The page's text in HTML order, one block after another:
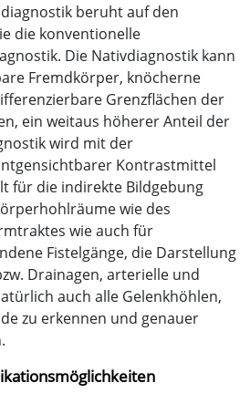
beruht auf den
die konventionelle
Die Nativdiagnostik kann
Fremdkörper, knöcherne
Grenzflächen der
ein weitaus höherer Anteil der
wird mit der
Kontrastmittel
für die indirekte Bildgebung
wie des
wie auch für
Fistelgänge, die Darstellung
Drainagen, arterielle und
auch alle Gelenkhöhlen,
zu erkennen und genauer